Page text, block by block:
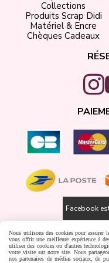
Collections
Produits Scrap Didi
Matériel & Encre
Chèques Cadeaux
Facebook
Gestion
Nous utilisons des cookies pour assurer
vous offrir une meilleure expérience à
utiliser des cookies ou d'autres
votre visite sur notre site. Nous
nos partenaires de médias sociaux, de